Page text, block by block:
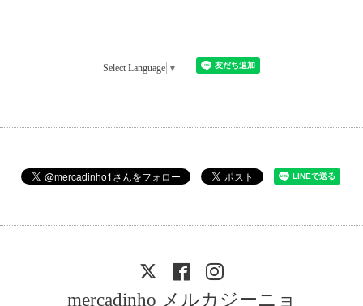
Select Language ▼
mercadinho メルカジーニョ